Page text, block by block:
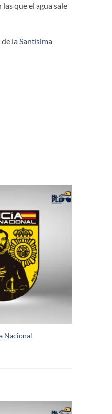
que el agua sale
la Santísima
Nacional